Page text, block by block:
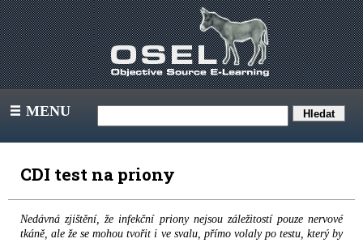
III MENU
CDI test na priony
Nedávná zjištění, že infekční priony nejsou záležitostí pouze nervové
tkáně, ale že se mohou tvořit i ve svalu, přímo volaly po testu, který by